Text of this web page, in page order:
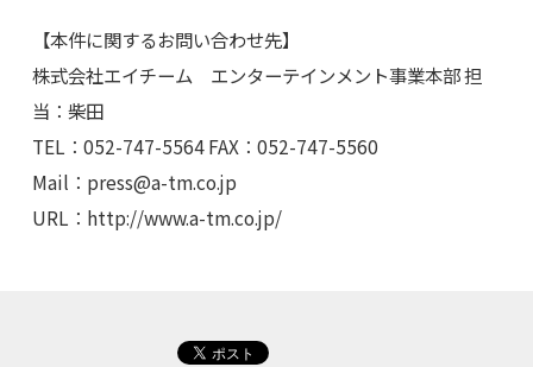
【本件に関するお問い合わせ先】
株式会社エイチーム エンターテインメント事業本部 担
当：柴田
TEL：052-747-5564 FAX：052-747-5560
Mail： press@a-tm.co.jp
URL：http://www.a-tm.co.jp/